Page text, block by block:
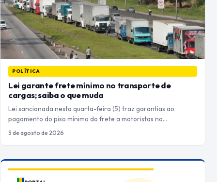
POLÍTICA
Lei garante frete mínimo no transporte de
cargas; saiba o que muda
Lei sancionada nesta quarta-feira (5) traz garantias ao
pagamento do piso mínimo do frete a motoristas no…
5 de agosto de 2026